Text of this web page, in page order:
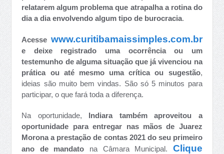
relatarem algum problema que atrapalha a rotina do
dia a dia envolvendo algum tipo de burocracia.
Acesse www.curitibamaissimples.com.br
e deixe registrado uma ocorrência ou um
testemunho de alguma situação que já vivenciou na
prática ou até mesmo uma crítica ou sugestão,
ideias são muito bem vindas. São só 5 minutos para
participar, o que fará toda a diferença.
Na oportunidade, Indiara também aproveitou a
oportunidade para entregar nas mãos de Juarez
Morona a prestação de contas 2021 do seu primeiro
ano de mandato na Câmara Municipal. Clique